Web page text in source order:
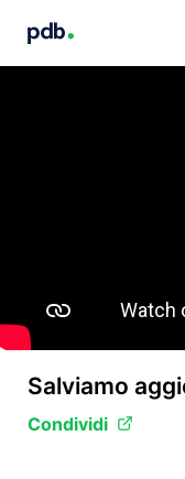
Salviamo
Condividi